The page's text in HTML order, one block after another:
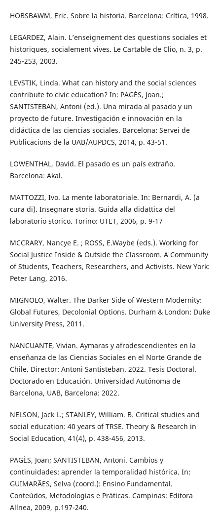
HOBSBAWM, Eric. Sobre la historia. Barcelona: Crítica, 1998.
LEGARDEZ, Alain. L’enseignement des questions sociales et
historiques, socialement vives. Le Cartable de Clio, n. 3, p.
245-253, 2003.
LEVSTIK, Linda. What can history and the social sciences
contribute to civic education? In: PAGÈS, Joan.;
SANTISTEBAN, Antoni (ed.). Una mirada al pasado y un
proyecto de future. Investigación e innovación en la
didáctica de las ciencias sociales. Barcelona: Servei de
Publicacions de la UAB/AUPDCS, 2014, p. 43-51.
LOWENTHAL, David. El pasado es un país extraño.
Barcelona: Akal.
MATTOZZI, Ivo. La mente laboratoriale. In: Bernardi, A. (a
cura di). Insegnare storia. Guida alla didattica del
laboratorio storico. Torino: UTET, 2006, p. 9-17
MCCRARY, Nancye E. ; ROSS, E.Waybe (eds.). Working for
Social Justice Inside & Outside the Classroom. A Community
of Students, Teachers, Researchers, and Activists. New York:
Peter Lang, 2016.
MIGNOLO, Walter. The Darker Side of Western Modernity:
Global Futures, Decolonial Options. Durham & London: Duke
University Press, 2011.
NANCUANTE, Vivian. Aymaras y afrodescendientes en la
enseñanza de las Ciencias Sociales en el Norte Grande de
Chile. Director: Antoni Santisteban. 2022. Tesis Doctoral.
Doctorado en Educación. Universidad Autónoma de
Barcelona, UAB, Barcelona: 2022.
NELSON, Jack L.; STANLEY, William. B. Critical studies and
social education: 40 years of TRSE. Theory & Research in
Social Education, 41(4), p. 438-456, 2013.
PAGÈS, Joan; SANTISTEBAN, Antoni. Cambios y
continuidades: aprender la temporalidad histórica. In:
GUIMARÃES, Selva (coord.): Ensino Fundamental.
Conteúdos, Metodologias e Práticas. Campinas: Editora
Alínea, 2009, p.197-240.